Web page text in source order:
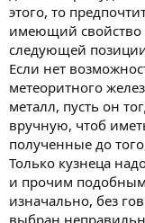
этого, то
имеющий свойство
следующей
Если нет
метеоритного
металл, пусть он
вручную, чтоб
полученные до
Только кузнеца
и прочим
изначально, без
выбран